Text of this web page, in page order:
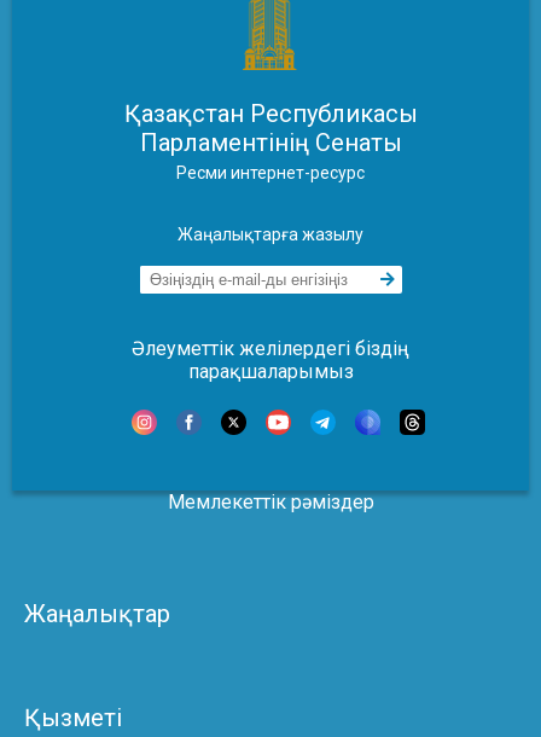
Қазақстан Республикасы
Парламентінің Сенаты
Ресми интернет-ресурс
Жаңалықтарға жазылу
Әлеуметтік желілердегі біздің
парақшаларымыз
Мемлекеттік рәміздер
Жаңалықтар
Қызметі